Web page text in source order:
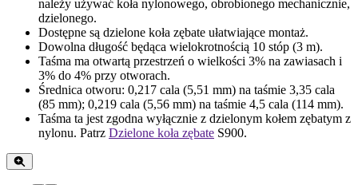
należy używać koła nylonowego, obrobionego mechanicznie,
dzielonego.
Dostępne są dzielone koła zębate ułatwiające montaż.
Dowolna długość będąca wielokrotnością 10 stóp (3 m).
Taśma ma otwartą przestrzeń o wielkości 3% na zawiasach i
3% do 4% przy otworach.
Średnica otworu: 0,217 cala (5,51 mm) na taśmie 3,35 cala
(85 mm); 0,219 cala (5,56 mm) na taśmie 4,5 cala (114 mm).
Taśma ta jest zgodna wyłącznie z dzielonym kołem zębatym z
nylonu. Patrz Dzielone koła zębate S900.